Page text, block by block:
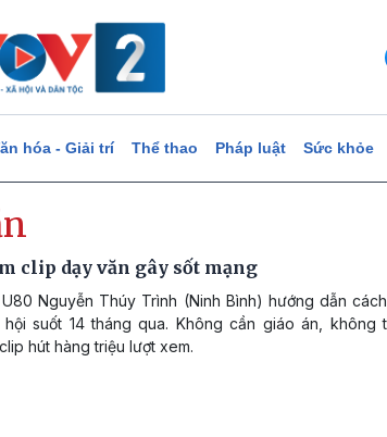
hóa - Giải trí Thể thao Pháp luật Sức khỏe
clip dạy văn gây sốt mạng
Nguyễn Thúy Trình (Ninh Bình) hướng dẫn
suốt 14 tháng qua. Không cần giáo án, không
hút hàng triệu lượt xem.